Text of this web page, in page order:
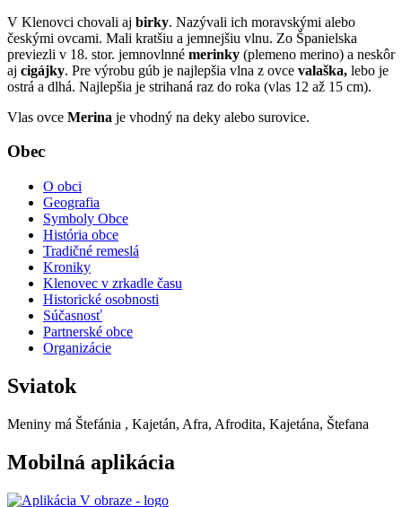
V Klenovci chovali aj birky. Nazývali ich moravskými alebo
českými ovcami. Mali kratšiu a jemnejšiu vlnu. Zo Španielska
previezli v 18. stor. jemnovlnné merinky (plemeno merino) a neskôr
aj cigájky. Pre výrobu gúb je najlepšia vlna z ovce valaška, lebo je
ostrá a dlhá. Najlepšia je strihaná raz do roka (vlas 12 až 15 cm).
Vlas ovce Merina je vhodný na deky alebo surovice.
Obec
O obci
Geografia
Symboly Obce
História obce
Tradičné remeslá
Kroniky
Klenovec v zrkadle času
Historické osobnosti
Súčasnosť
Partnerské obce
Organizácie
Sviatok
Meniny má Štefánia , Kajetán, Afra, Afrodita, Kajetána, Štefana
Mobilná aplikácia